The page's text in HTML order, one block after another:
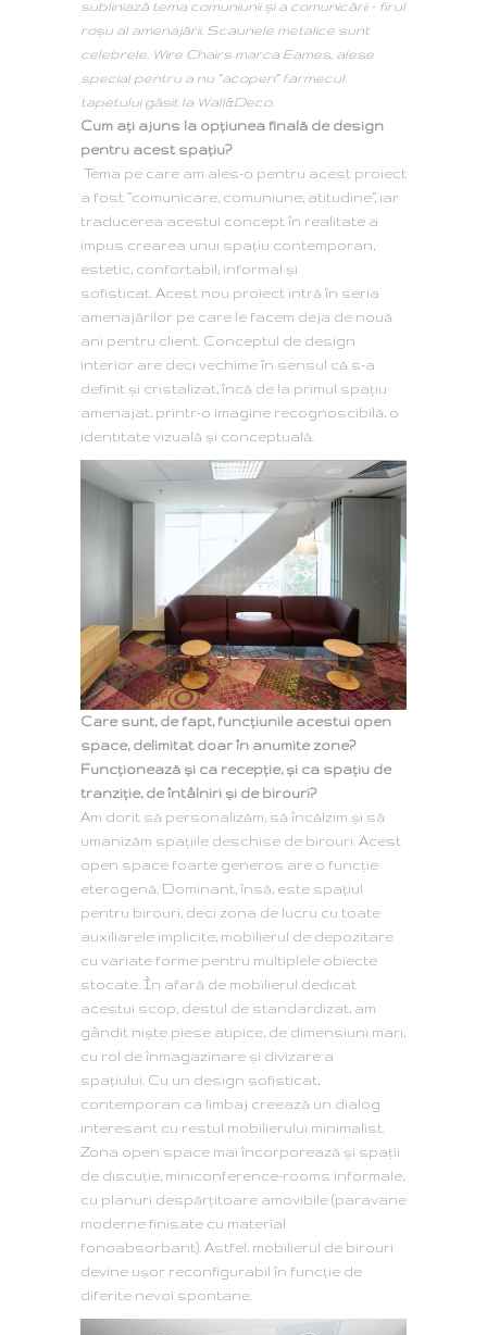
subliniază tema comuniunii și a comunicării – firul
roșu al amenajării. Scaunele metalice sunt
celebrele, Wire Chairs marca Eames, alese
special pentru a nu “acoperi” farmecul
tapetului găsit la Wall&Deco.
Cum ați ajuns la opțiunea finală de design
pentru acest spațiu?
Tema pe care am ales-o pentru acest proiect
a fost “comunicare, comuniune, atitudine“, iar
traducerea acestui concept în realitate a
impus crearea unui spațiu contemporan,
estetic, confortabil, informal și
sofisticat. Acest nou proiect intră în seria
amenajărilor pe care le facem deja de nouă
ani pentru client. Conceptul de design
interior are deci vechime în sensul că s-a
definit și cristalizat, încă de la primul spațiu
amenajat, printr-o imagine recognoscibilă, o
identitate vizuală și conceptuală.
Care sunt, de fapt, funcțiunile acestui open
space, delimitat doar în anumite zone?
Funcționează și ca recepție, și ca spațiu de
tranziție, de întâlniri și de birouri?
Am dorit să personalizăm, să încălzim și să
umanizăm spațiile deschise de birouri. Acest
open space foarte generos are o funcție
eterogenă. Dominant, însă, este spațiul
pentru birouri, deci zona de lucru cu toate
auxiliarele implicite, mobilierul de depozitare
cu variate forme pentru multiplele obiecte
stocate. În afară de mobilierul dedicat
acestui scop, destul de standardizat, am
gândit niște piese atipice, de dimensiuni mari,
cu rol de înmagazinare și divizare a
spațiului. Cu un design sofisticat,
contemporan ca limbaj creează un dialog
interesant cu restul mobilierului minimalist.
Zona open space mai încorporează și spații
de discuție, miniconference-rooms informale,
cu planuri despărțitoare amovibile (paravane
moderne finisate cu material
fonoabsorbant). Astfel, mobilierul de birouri
devine ușor reconfigurabil în funcție de
diferite nevoi spontane.